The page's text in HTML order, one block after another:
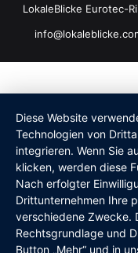
LokaleBlicke Eurotec-
Diese Website
Technologien von
integrieren. Wenn Sie
klicken, werden diese
Nach erfolgter
Drittunternehmen Ihre
verschiedene Zwecke.
Rechtsgrundlage und
Button „Mehr“ und in